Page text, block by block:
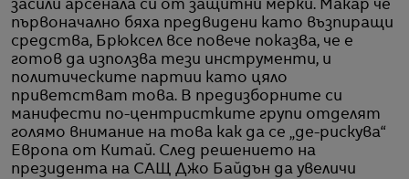
засили арсенала си от защитни мерки. Макар че
първоначално бяха предвидени като възпиращи
средства, Брюксел все повече показва, че е
готов да използва тези инструменти, и
политическите партии като цяло
приветстват това. В предизборните си
манифести по-центристките групи отделят
голямо внимание на това как да се „де-рискува“
Европа от Китай. След решението на
президента на САЩ Джо Байдън да увеличи